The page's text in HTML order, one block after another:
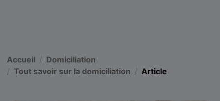
Accueil
Domiciliation
Tout savoir sur la domiciliation
Article